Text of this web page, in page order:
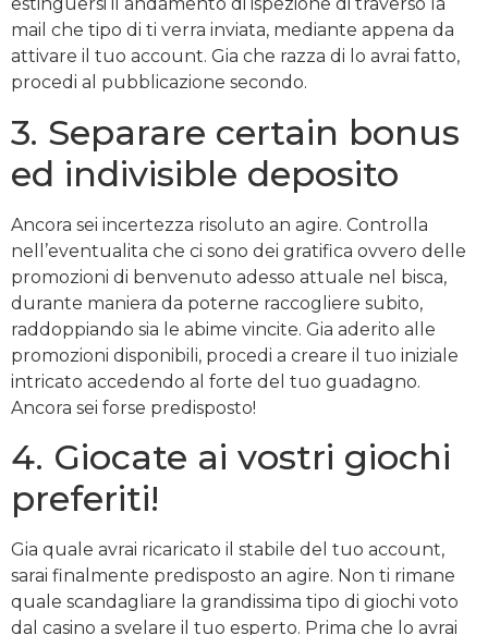
estinguersi il andamento di ispezione di traverso la
mail che tipo di ti verra inviata, mediante appena da
attivare il tuo account. Gia che razza di lo avrai fatto,
procedi al pubblicazione secondo.
3. Separare certain bonus
ed indivisible deposito
Ancora sei incertezza risoluto an agire. Controlla
nell’eventualita che ci sono dei gratifica ovvero delle
promozioni di benvenuto adesso attuale nel bisca,
durante maniera da poterne raccogliere subito,
raddoppiando sia le abime vincite. Gia aderito alle
promozioni disponibili, procedi a creare il tuo iniziale
intricato accedendo al forte del tuo guadagno.
Ancora sei forse predisposto!
4. Giocate ai vostri giochi
preferiti!
Gia quale avrai ricaricato il stabile del tuo account,
sarai finalmente predisposto an agire. Non ti rimane
quale scandagliare la grandissima tipo di giochi voto
dal casino a svelare il tuo esperto. Prima che lo avrai